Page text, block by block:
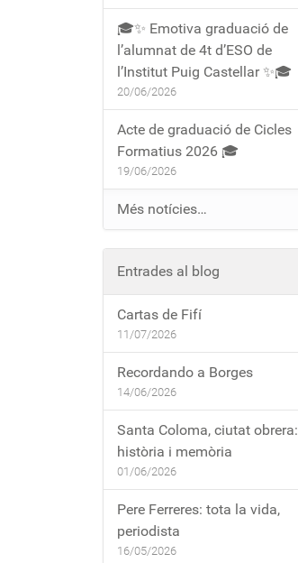
🎓✨ Emotiva graduació de
l’alumnat de 4t d’ESO de
l’Institut Puig Castellar ✨🎓
20/06/2026
Acte de graduació de Cicles
Formatius 2026 🎓
19/06/2026
Més notícies…
Entrades al blog
Cartas de Fifí
11/07/2026
Recordando a Borges
14/06/2026
Santa Coloma, ciutat obrera:
història i memòria
01/06/2026
Pere Ferreres: tota la vida,
periodista
16/05/2026